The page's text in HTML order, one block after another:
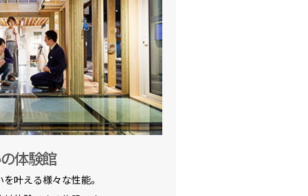
体験館
叶える様々な性能。